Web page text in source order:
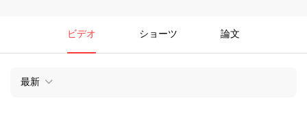
ビデオ ショーツ 論文
最新